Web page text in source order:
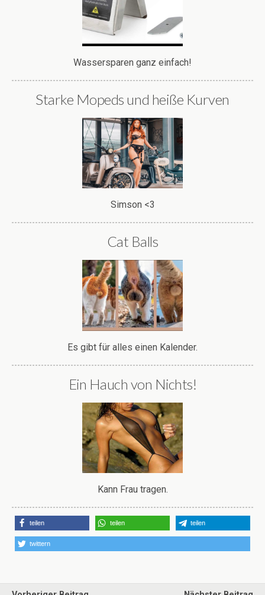
Wassersparen ganz einfach!
Starke Mopeds und heiße Kurven
Simson <3
Cat Balls
Es gibt für alles einen Kalender.
Ein Hauch von Nichts!
Kann Frau tragen.
teilen teilen teilen
twittern